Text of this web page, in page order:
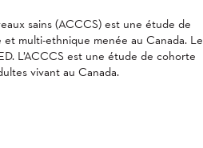
sains (ACCCS) est une étude de
multi-ethnique menée au Canada. Le
L’ACCCS est une étude de cohorte
vivant au Canada.